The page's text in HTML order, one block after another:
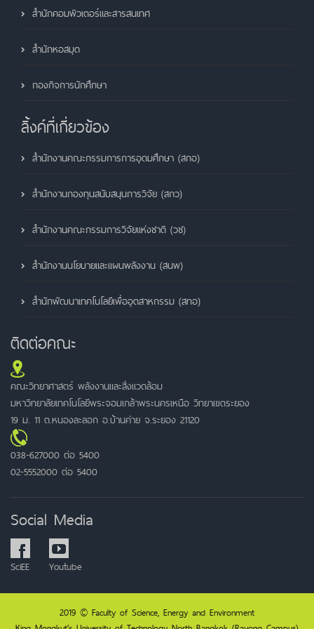
สำนักคอมพิวเตอร์และสารสนเทศ
สำนักหอสมุด
กองกิจการนักศึกษา
ลิ้งค์ที่เกี่ยวข้อง
สำนักงานคณะกรรมการการอุดมศึกษา (สกอ)
สำนักงานกองทุนสนับสนุนการวิจัย (สกว)
สำนักงานคณะกรรมการวิจัยแห่งชาติ (วช)
สำนักงานนโยบายและแผนพลังงาน (สนพ)
สำนักพัฒนาเทคโนโลยีเพื่ออุตสาหกรรม (สทอ)
ติดต่อคณะ
คณะวิทยาศาสตร์ พลังงานและสิ่งแวดล้อม
มหาวิทยาลัยเทคโนโลยีพระจอมเกล้าพระนครเหนือ วิทยาเขตระยอง
19 ม. 11 ต.หนองละลอก อ.บ้านค่าย จ.ระยอง 21120
038-627000 ต่อ 5400
02-5552000 ต่อ 5400
Social Media
SciEE Youtube
2019 © Faculty of Science, Energy and Environment